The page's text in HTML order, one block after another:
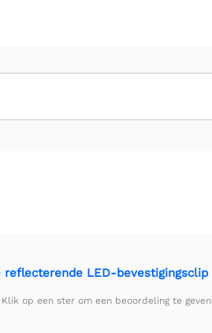
reflecterende LED-bevestigingsclip
Klik op een ster om een beoordeling te geven